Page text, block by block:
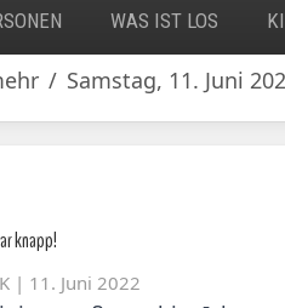
WAS IST LOS
Samstag, 11. Juni
knapp!
| 11. Juni 2022